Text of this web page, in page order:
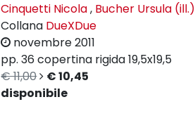
Cinquetti Nicola, Bucher Ursula (ill.)
Collana DueXDue
novembre 2011
pp. 36 copertina rigida19,5x19,5
€ 11,00
€ 10,45
disponibile